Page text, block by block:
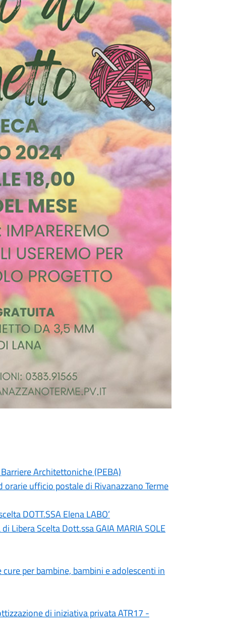
Architettoniche (PEBA)
ufficio postale di Rivanazzano Terme
DOTT.SSA Elena LABO’
Libera Scelta Dott.ssa GAIA MARIA SOLE
cure per bambine, bambini e adolescenti in
di iniziativa privata ATR17 -